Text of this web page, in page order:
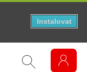
Instalovat